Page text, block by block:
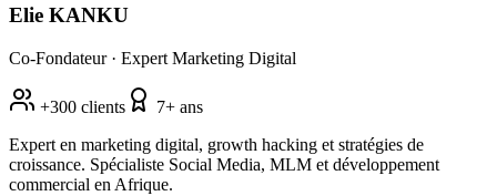
Elie KANKU
Co-Fondateur · Expert Marketing Digital
+300 clients
7+ ans
Expert en marketing digital, growth hacking et stratégies de
croissance. Spécialiste Social Media, MLM et développement
commercial en Afrique.